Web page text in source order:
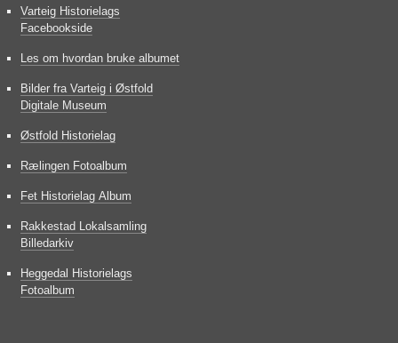
Varteig Historielags
Facebookside
Les om hvordan bruke albumet
Bilder fra Varteig i Østfold
Digitale Museum
Østfold Historielag
Rælingen Fotoalbum
Fet Historielag Album
Rakkestad Lokalsamling
Billedarkiv
Heggedal Historielags
Fotoalbum